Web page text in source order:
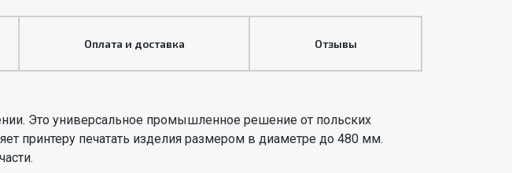
Оплата и доставка Отзывы
Это универсальное промышленное решение от польских
принтеру печатать изделия размером в диаметре до 480 мм.